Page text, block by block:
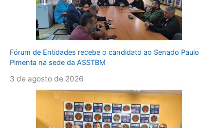
Fórum de Entidades recebe o candidato ao Senado Paulo
Pimenta na sede da ASSTBM
3 de agosto de 2026